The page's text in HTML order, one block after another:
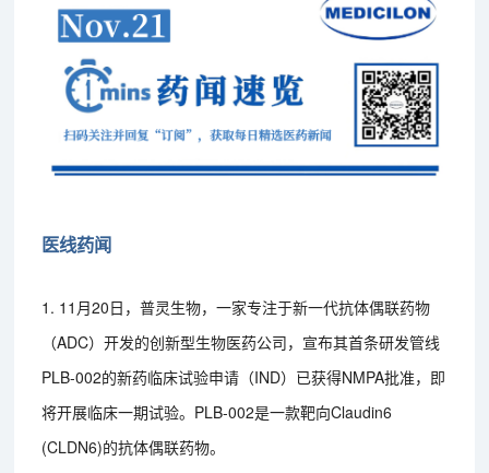
医线药闻
1. 11月20日，普灵生物，一家专注于新一代抗体偶联药物
（ADC）开发的创新型生物医药公司，宣布其首条研发管线
PLB-002的新药临床试验申请（IND）已获得NMPA批准，即
将开展临床一期试验。PLB-002是一款靶向Claudin6
(CLDN6)的抗体偶联药物。